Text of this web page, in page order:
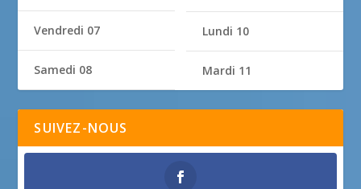
Vendredi 07
Samedi 08
Lundi 10
Mardi 11
SUIVEZ-NOUS